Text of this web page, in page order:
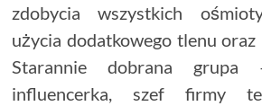
zdobycia wszystkich
użycia dodatkowego tlenu
Starannie dobrana
influencerka, szef firmy